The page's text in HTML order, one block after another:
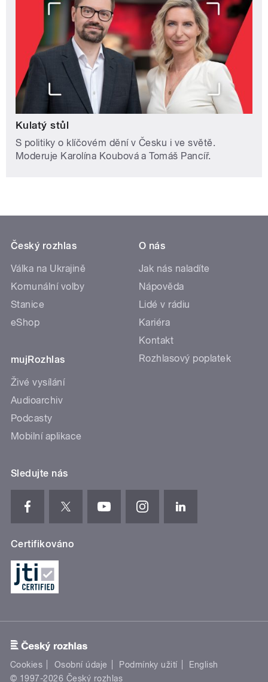
Kulatý stůl
S politiky o klíčovém dění v Česku i ve světě.
Moderuje Karolína Koubová a Tomáš Pancíř.
Český rozhlas
Válka na Ukrajině
Komunální volby
Stanice
eShop
mujRozhlas
Živé vysílání
Audioarchiv
Podcasty
Mobilní aplikace
O nás
Jak nás naladíte
Nápověda
Lidé v rádiu
Kariéra
Kontakt
Rozhlasový poplatek
Sledujte nás
Certifikováno
Cookies Osobní údaje Podmínky užití
English
© 1997-2026 Český rozhlas